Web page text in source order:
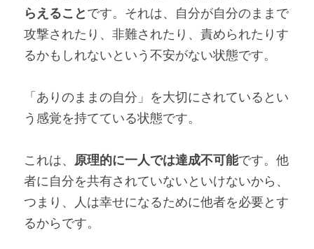
らえること です。それは、自分が自分のままで
攻撃されたり、非難されたり、責められたりす
るかもしれないという不安がない状態です。
「ありのままの自分」を大切にされているとい
う感覚を持てている状態です。
これは、 原理的に一人では達成不可能です。他
者に自分を共有されていないといけないから、
つまり、人は幸せになるために他者を必要とす
るからです。